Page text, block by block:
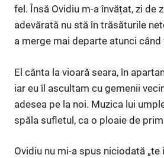
fel. Însă Ovidiu m-a învățat, zi de
adevărată nu stă în trăsăturile
a merge mai departe atunci
El cânta la vioară seara, în
iar eu îl ascultam cu gemenii
adesea pe la noi. Muzica lui
spăla sufletul, ca o ploaie de
Ovidiu nu mi-a spus niciodată „te